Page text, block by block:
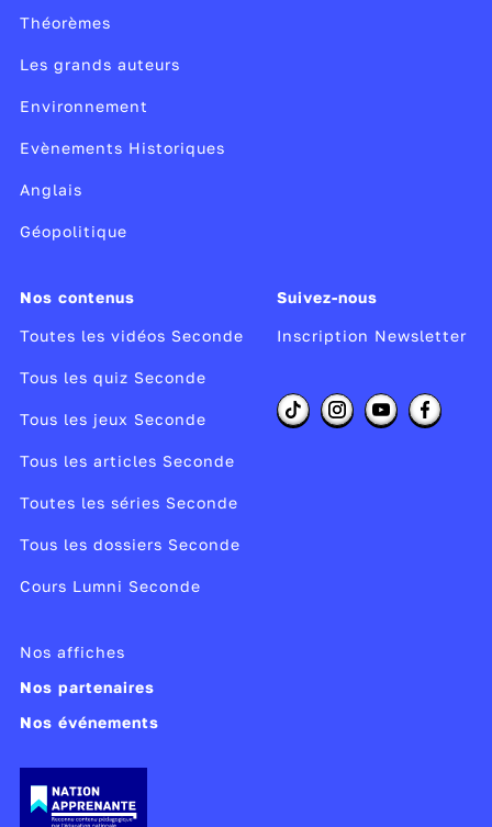
Théorèmes
Les grands auteurs
Environnement
Evènements Historiques
Anglais
Géopolitique
Nos contenus
Toutes les vidéos Seconde
Tous les quiz Seconde
Tous les jeux Seconde
Tous les articles Seconde
Toutes les séries Seconde
Tous les dossiers Seconde
Cours Lumni Seconde
Suivez-nous
Inscription Newsletter
Nos affiches
Nos partenaires
Nos événements